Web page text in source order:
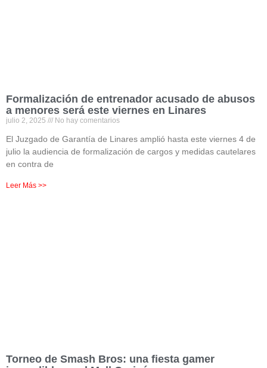
Formalización de entrenador acusado de abusos
a menores será este viernes en Linares
julio 2, 2025 No hay comentarios
El Juzgado de Garantía de Linares amplió hasta este viernes 4 de
julio la audiencia de formalización de cargos y medidas cautelares
en contra de
Leer Más >>
Torneo de Smash Bros: una fiesta gamer